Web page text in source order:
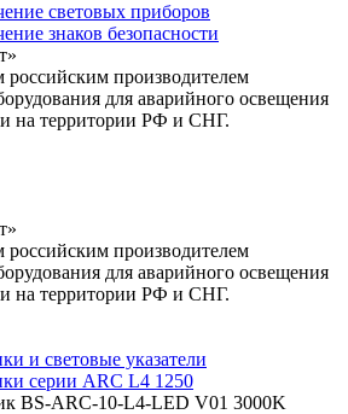
световых приборов
знаков безопасности
производителем
для аварийного освещения
на территории РФ и СНГ.
производителем
для аварийного освещения
на территории РФ и СНГ.
и световые указатели
серии ARC L4 1250
BS-ARC-10-L4-LED V01 3000K